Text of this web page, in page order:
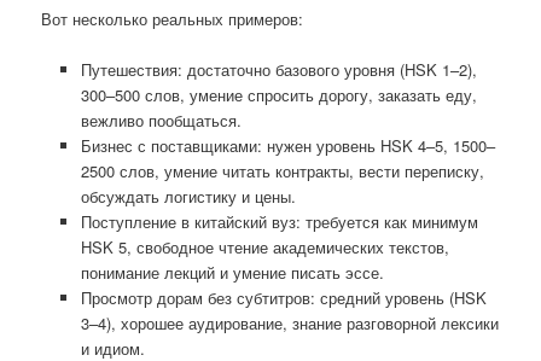
Вот несколько реальных примеров:
Путешествия: достаточно базового уровня (HSK 1–2),
300–500 слов, умение спросить дорогу, заказать еду,
вежливо пообщаться.
Бизнес с поставщиками: нужен уровень HSK 4–5, 1500–
2500 слов, умение читать контракты, вести переписку,
обсуждать логистику и цены.
Поступление в китайский вуз: требуется как минимум
HSK 5, свободное чтение академических текстов,
понимание лекций и умение писать эссе.
Просмотр дорам без субтитров: средний уровень (HSK
3–4), хорошее аудирование, знание разговорной лексики
и идиом.